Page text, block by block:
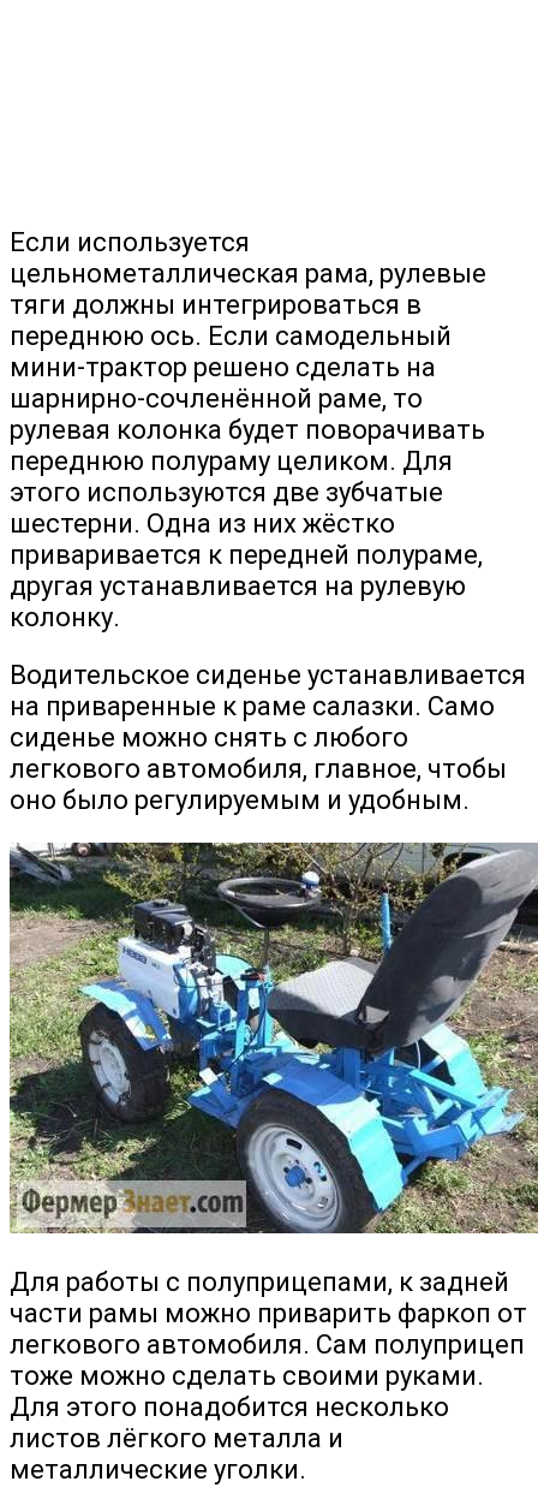
Если используется
цельнометаллическая рама, рулевые
тяги должны интегрироваться в
переднюю ось. Если самодельный
мини-трактор решено сделать на
шарнирно-сочленённой раме, то
рулевая колонка будет поворачивать
переднюю полураму целиком. Для
этого используются две зубчатые
шестерни. Одна из них жёстко
приваривается к передней полураме,
другая устанавливается на рулевую
колонку.
Водительское сиденье устанавливается
на приваренные к раме салазки. Само
сиденье можно снять с любого
легкового автомобиля, главное, чтобы
оно было регулируемым и удобным.
Для работы с полуприцепами, к задней
части рамы можно приварить фаркоп от
легкового автомобиля. Сам полуприцеп
тоже можно сделать своими руками.
Для этого понадобится несколько
листов лёгкого металла и
металлические уголки.